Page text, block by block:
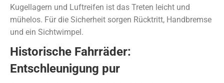
Kugellagern und Luftreifen ist das Treten leicht und
mühelos. Für die Sicherheit sorgen Rücktritt, Handbremse
und ein Sichtwimpel.
Historische Fahrräder:
Entschleunigung pur